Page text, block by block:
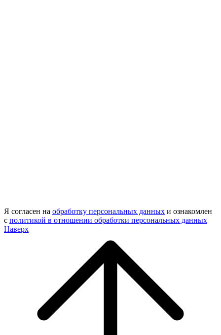
Я согласен на обработку персональных данных и ознакомлен
с политикой в отношении обработки персональных данных
Наверх